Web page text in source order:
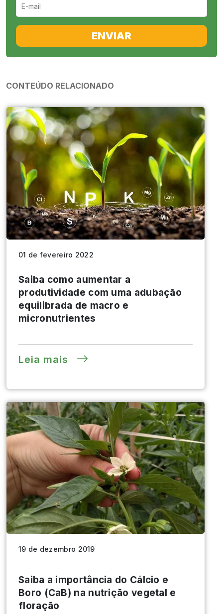
ENVIAR
CONTEÚDO RELACIONADO
01 de fevereiro 2022
Saiba como aumentar a
produtividade com uma adubação
equilibrada de macro e
micronutrientes
Leia mais
19 de dezembro 2019
Saiba a importância do Cálcio e
Boro (CaB) na nutrição vegetal e
floração